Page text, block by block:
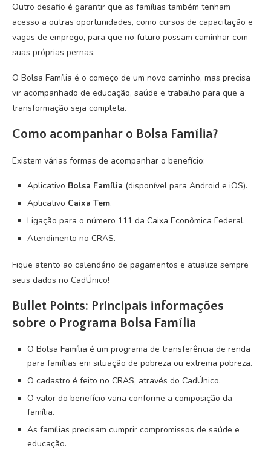
Outro desafio é garantir que as famílias também tenham
acesso a outras oportunidades, como cursos de capacitação e
vagas de emprego, para que no futuro possam caminhar com
suas próprias pernas.
O Bolsa Família é o começo de um novo caminho, mas precisa
vir acompanhado de educação, saúde e trabalho para que a
transformação seja completa.
Como acompanhar o Bolsa Família?
Existem várias formas de acompanhar o benefício:
Aplicativo Bolsa Família (disponível para Android e iOS).
Aplicativo Caixa Tem.
Ligação para o número 111 da Caixa Econômica Federal.
Atendimento no CRAS.
Fique atento ao calendário de pagamentos e atualize sempre
seus dados no CadÚnico!
Bullet Points: Principais informações
sobre o Programa Bolsa Família
O Bolsa Família é um programa de transferência de renda
para famílias em situação de pobreza ou extrema pobreza.
O cadastro é feito no CRAS, através do CadÚnico.
O valor do benefício varia conforme a composição da
família.
As famílias precisam cumprir compromissos de saúde e
educação.